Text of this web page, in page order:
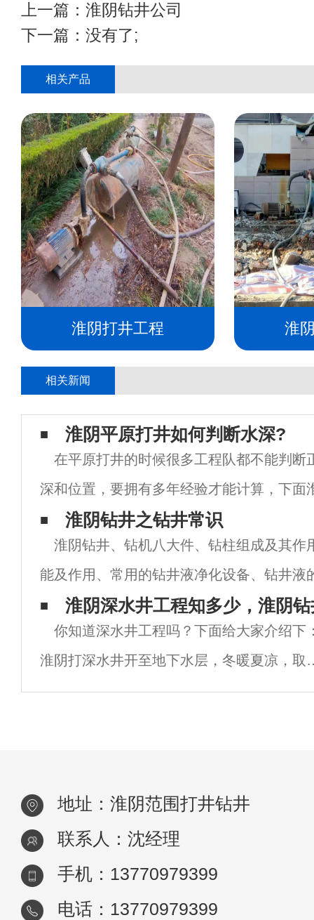
上一篇： 淮阴钻井公司
下一篇：没有了;
相关产品
淮阴打井工程 淮
相关新闻
淮阴平原打井如何判断水深?
在平原打井的时候很多工程队都不能判断
深和位置，要拥有多年经验才能计算，下面
编就来介绍一下平原打井如何判断水深?希
帮助。 在平原地带打井是比较容易的，
淮阴钻井之钻井常识
淮阴钻井、钻机八大件、钻柱组成及其作
能及作用、常用的钻井液净化设备、钻井液
井液对油气层的损害、预测和监测地层压力
静液压力及变化、喷射钻井、影响机械钻速
淮阴深水井工程知多少，淮阴
你知道深水井工程吗？下面给大家介绍下
淮阴打深水井开至地下水层，冬暖夏凉，取
不尽，用之不竭，连续抽不干。深井规格一
地址：淮阴范围打井钻井
联系人：沈经理
手机：13770979399
电话：13770979399